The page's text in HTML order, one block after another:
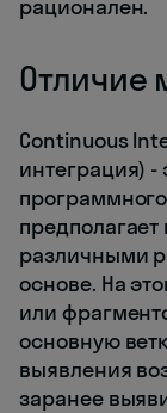
рационален.
Отличие
Continuous
интеграция) -
различными
основе. На
или
основную
выявления
заранее